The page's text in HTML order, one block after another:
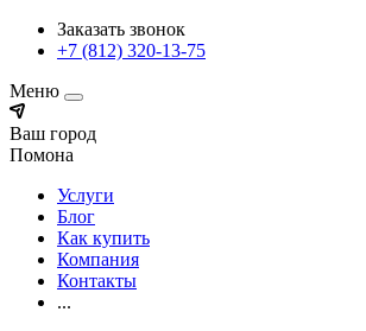
Заказать звонок
+7 (812) 320-13-75
Меню
Ваш город
Помона
Услуги
Блог
Как купить
Компания
Контакты
...